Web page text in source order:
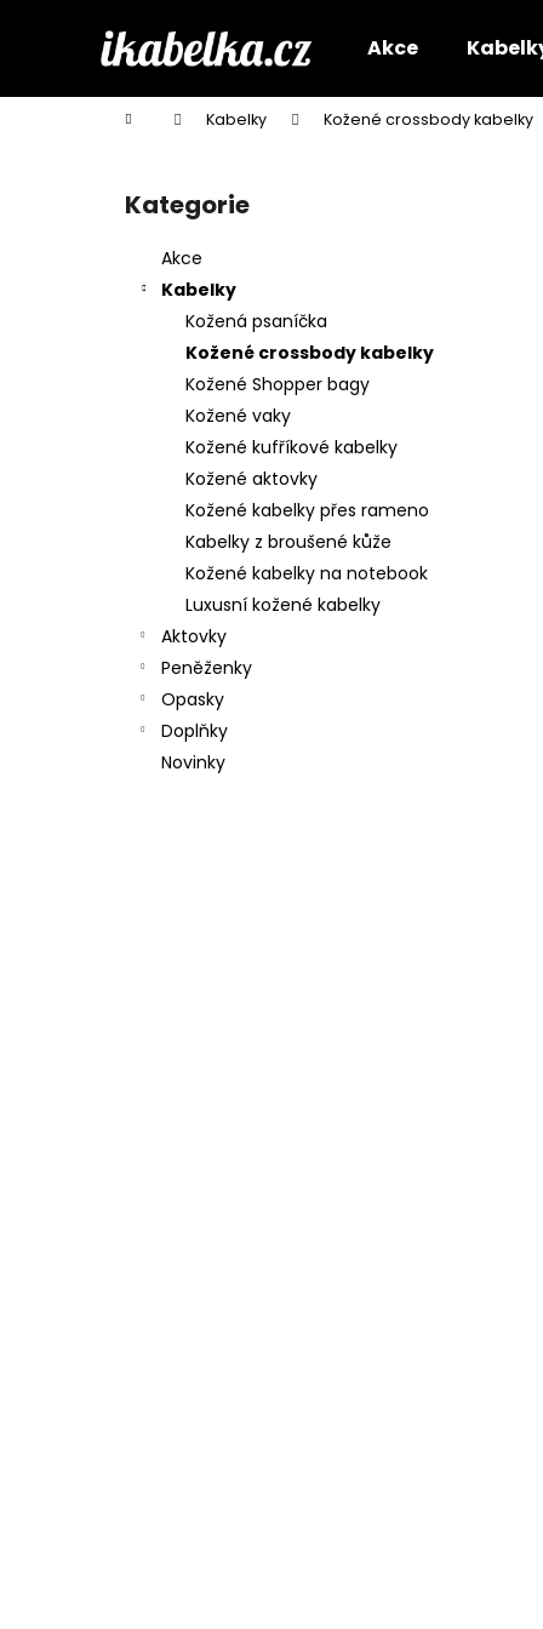
Akce
Domů Kabelky Kožené crossbody kabelky
Přeskočit
kategorie
Kategorie
Akce
Kabelky
Kožená psaníčka
Kožené crossbody kabelky
Kožené Shopper bagy
Kožené vaky
Kožené kufříkové kabelky
Kožené aktovky
Kožené kabelky přes rameno
Kabelky z broušené kůže
Kožené kabelky na notebook
Luxusní kožené kabelky
Aktovky
Peněženky
Opasky
Doplňky
Novinky
í
Zpět
do
Zpět
do